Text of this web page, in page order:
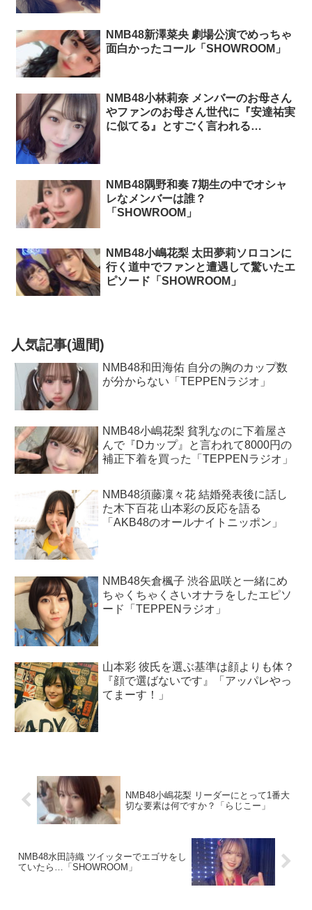
NMB48新澤菜央 劇場公演でめっちゃ
面白かったコール「SHOWROOM」
NMB48小林莉奈 メンバーのお母さん
やファンのお母さん世代に『安達祐実
に似てる』とすごく言われる
NMB48隅野和奏 7期生の中でオシャ
レなメンバーは誰？
「SHOWROOM」
NMB48小嶋花梨 太田夢莉ソロコンに
行く道中でファンと遭遇して驚いたエ
ピソード「SHOWROOM」
人気記事(週間)
NMB48和田海佑 自分の胸のカップ数
が分からない「TEPPENラジオ」
NMB48小嶋花梨 貧乳なのに下着屋さ
んで『Dカップ』と言われて8000円の
補正下着を買った「TEPPENラジオ」
NMB48須藤凜々花 結婚発表後に話し
た木下百花 山本彩の反応を語る
「AKB48のオールナイトニッポン」
NMB48矢倉楓子 渋谷凪咲と一緒にめ
ちゃくちゃくさいオナラをしたエピソ
ード「TEPPENラジオ」
山本彩 彼氏を選ぶ基準は顔よりも体？
『顔で選ばないです』「アッパレやっ
てまーす！」
NMB48小嶋花梨 リーダーにとって1番大
切な要素は何ですか？「らじこー」
NMB48水田詩織 ツイッターでエゴサをし
ていたら…「SHOWROOM」